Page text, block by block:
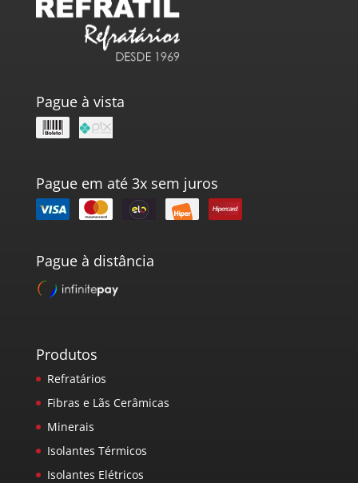
Pague à vista
Pague em até 3x sem juros
Pague à distância
Produtos
Refratários
Fibras e Lãs Cerâmicas
Minerais
Isolantes Térmicos
Isolantes Elétricos